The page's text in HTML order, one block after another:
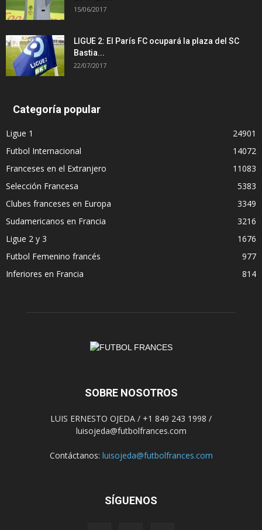
15/06/2017
LIGUE 2: El París FC ocupará la plaza del SC
Bastia...
22/07/2017
Categoría popular
Ligue 1
24901
Futbol Internacional
14072
Franceses en el Extranjero
11083
Selección Francesa
5383
Clubes franceses en Europa
3349
Sudamericanos en Francia
3216
Ligue 2 y 3
1676
Futbol Femenino francés
977
Inferiores en Francia
814
SOBRE NOSOTROS
LUIS ERNESTO OJEDA / +1 849 243 1998 /
luisojeda@futbolfrances.com
Contáctanos: luisojeda@futbolfrances.com
SÍGUENOS